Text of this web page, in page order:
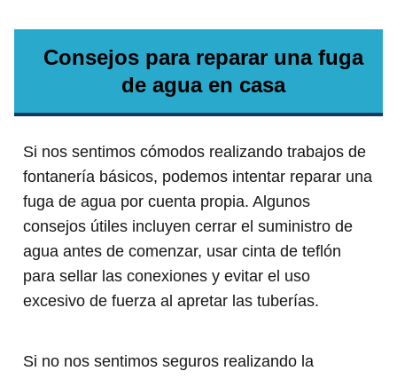
Consejos para reparar una fuga
de agua en casa
Si nos sentimos cómodos realizando trabajos de
fontanería básicos, podemos intentar reparar una
fuga de agua por cuenta propia. Algunos
consejos útiles incluyen cerrar el suministro de
agua antes de comenzar, usar cinta de teflón
para sellar las conexiones y evitar el uso
excesivo de fuerza al apretar las tuberías.
Si no nos sentimos seguros realizando la